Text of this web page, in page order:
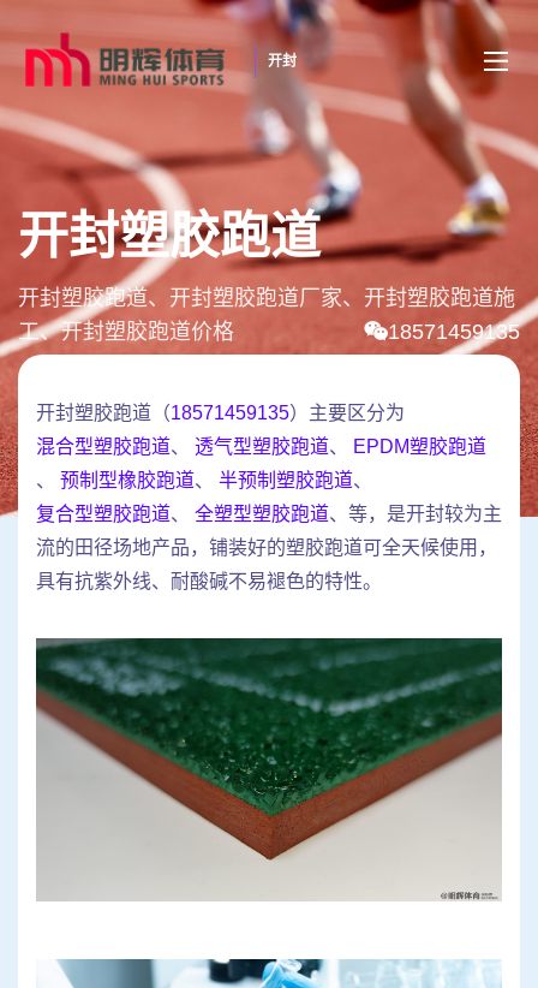
开封
开封塑胶跑道
开封塑胶跑道、开封塑胶跑道厂家、开封塑胶跑道施
工、开封塑胶跑道价格
18571459135
开封塑胶跑道（18571459135）主要区分为
混合型塑胶跑道、 透气型塑胶跑道、
EPDM塑胶跑道
、 预制型橡胶跑道、 半预制塑胶跑道、
复合型塑胶跑道、 全塑型塑胶跑道、等，是开封较为主
流的田径场地产品，铺装好的塑胶跑道可全天候使用，
具有抗紫外线、耐酸碱不易褪色的特性。